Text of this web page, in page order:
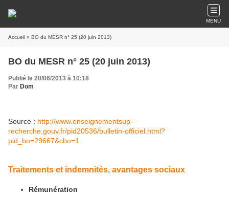
MENU
Accueil » BO du MESR n° 25 (20 juin 2013)
BO du MESR n° 25 (20 juin 2013)
Publié le 20/06/2013 à 10:18
Par Dom
Source : http://www.enseignementsup-
recherche.gouv.fr/pid20536/bulletin-officiel.html?
pid_bo=29667&cbo=1
Traitements et indemnités, avantages sociaux
Rémunération